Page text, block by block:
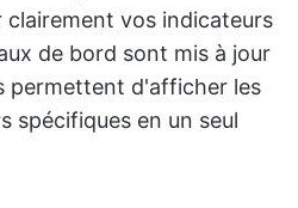
vos indicateurs
de bord sont mis à jour
permettent d'afficher les
spécifiques en un seul